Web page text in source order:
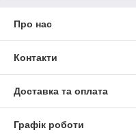
Про нас
Контакти
Доставка та оплата
Графік роботи